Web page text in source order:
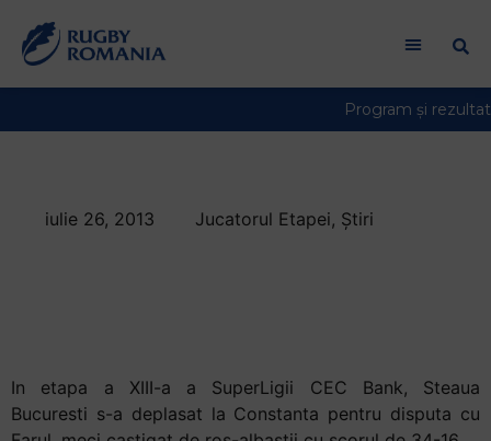
iulie 26, 2013 Jucatorul Etapei, Știri
In etapa a XIII-a a SuperLigii CEC Bank, Steaua
Bucuresti s-a deplasat la Constanta pentru disputa cu